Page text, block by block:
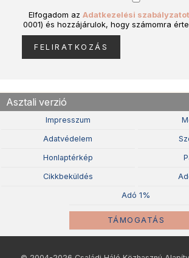
Elfogadom az Adatkezelési szabályzatot
0001) és hozzájárulok, hogy számomra
Asztali verzió
Impresszum
Adatvédelem
Honlaptérkép
Cikkbeküldés
Adó 1%
TÁMOGATÁS